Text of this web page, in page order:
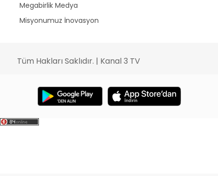
Megabirlik Medya
Misyonumuz İnovasyon
Tüm Hakları Saklıdır. | Kanal 3 TV